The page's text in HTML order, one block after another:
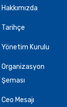
Hakkımızda
Tarihçe
Yönetim Kurulu
Organizasyon
Şeması
Ceo Mesajı